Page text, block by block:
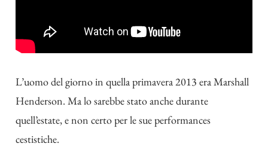
L’uomo del giorno in quella primavera 2013 era Marshall
Henderson. Ma lo sarebbe stato anche durante
quell’estate, e non certo per le sue performances
cestistiche.